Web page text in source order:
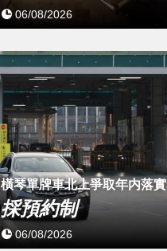
06/08/2026
橫琴單牌車北上爭取年内落實
採預約制
06/08/2026